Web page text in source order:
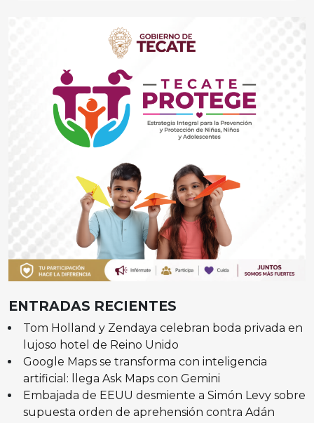
ENTRADAS RECIENTES
Tom Holland y Zendaya celebran boda privada en
lujoso hotel de Reino Unido
Google Maps se transforma con inteligencia
artificial: llega Ask Maps con Gemini
Embajada de EEUU desmiente a Simón Levy sobre
supuesta orden de aprehensión contra Adán